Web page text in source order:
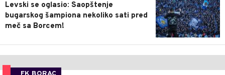
Levski se oglasio: Saopštenje
bugarskog šampiona nekoliko sati pred
meč sa Borcem!